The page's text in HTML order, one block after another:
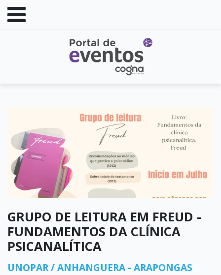
GRUPO DE LEITURA EM FREUD -
FUNDAMENTOS DA CLÍNICA
PSICANALÍTICA
UNOPAR / ANHANGUERA - ARAPONGAS